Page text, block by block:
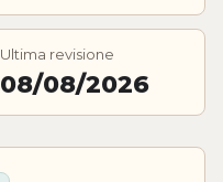
Ultima revisione
08/08/2026